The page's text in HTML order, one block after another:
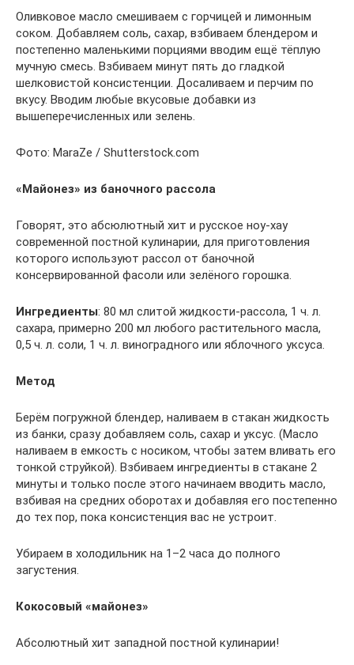
Оливковое масло смешиваем с горчицей и лимонным
соком. Добавляем соль, сахар, взбиваем блендером и
постепенно маленькими порциями вводим ещё тёплую
мучную смесь. Взбиваем минут пять до гладкой
шелковистой консистенции. Досаливаем и перчим по
вкусу. Вводим любые вкусовые добавки из
вышеперечисленных или зелень.
Фото: MaraZe / Shutterstock.com
«Майонез» из баночного рассола
Говорят, это абсюлютный хит и русское ноу-хау
современной постной кулинарии, для приготовления
которого используют рассол от баночной
консервированной фасоли или зелёного горошка.
Ингредиенты: 80 мл слитой жидкости-рассола, 1 ч. л.
сахара, примерно 200 мл любого растительного масла,
0,5 ч. л. соли, 1 ч. л. виноградного или яблочного уксуса.
Метод
Берём погружной блендер, наливаем в стакан жидкость
из банки, сразу добавляем соль, сахар и уксус. (Масло
наливаем в емкость с носиком, чтобы затем вливать его
тонкой струйкой). Взбиваем ингредиенты в стакане 2
минуты и только после этого начинаем вводить масло,
взбивая на средних оборотах и добавляя его постепенно
до тех пор, пока консистенция вас не устроит.
Убираем в холодильник на 1–2 часа до полного
загустения.
Кокосовый «майонез»
Абсолютный хит западной постной кулинарии!